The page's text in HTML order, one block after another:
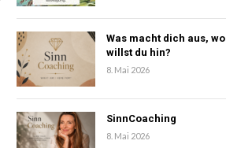
Was macht dich aus, wo
willst du hin?
8. Mai 2026
SinnCoaching
8. Mai 2026